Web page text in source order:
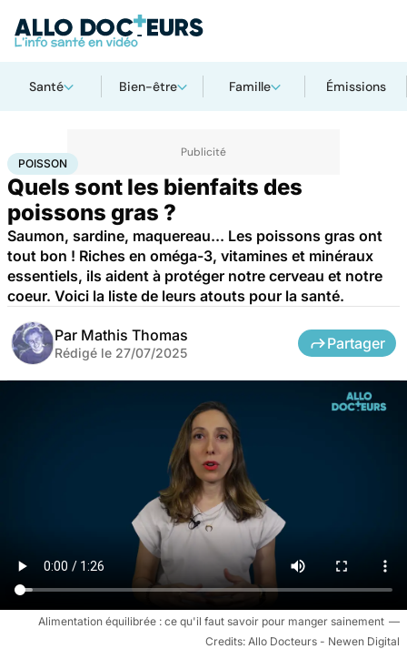
Santé Bien-être Famille Émissions
AccueilBien-être Poisson
POISSON
Quels sont les bienfaits des
poissons gras ?
Saumon, sardine, maquereau... Les poissons gras ont
tout bon ! Riches en oméga-3, vitamines et minéraux
essentiels, ils aident à protéger notre cerveau et notre
coeur. Voici la liste de leurs atouts pour la santé.
Par Mathis Thomas
Rédigé le 27/07/2025
Partager
Alimentation équilibrée : ce qu'il faut savoir pour manger sainement
Allo Docteurs - Newen Digital